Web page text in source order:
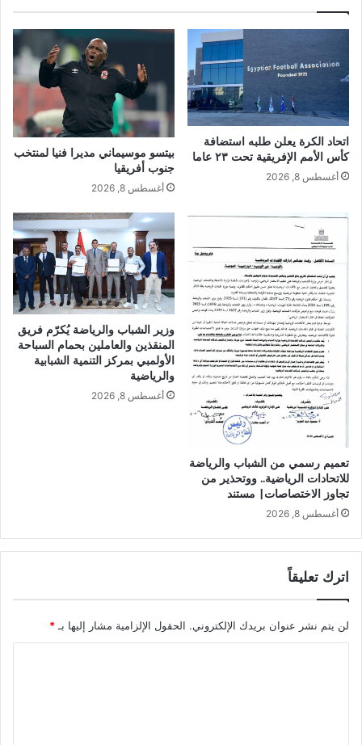
اتحاد الكرة يعلن طلبه استضافة
كأس الأمم الإفريقية تحت ٢٣ عاما
أغسطس 8, 2026
بيتسو موسيماني مديرا فنيا لمنتخب
جنوب أفريقيا
أغسطس 8, 2026
تعميم رسمي من الشباب والرياضة
للاتحادات الرياضية.. ووتحذير من
تجاوز الاختصاصات| مستند
أغسطس 8, 2026
وزير الشباب والرياضة يُكرّم فريق
المنقذين والعاملين بحمام السباحة
الأولمبي بمركز التنمية الشبابية
والرياضية
أغسطس 8, 2026
اترك تعليقاً
لن يتم نشر عنوان بريدك الإلكتروني. الحقول الإلزامية مشار إليها بـ *